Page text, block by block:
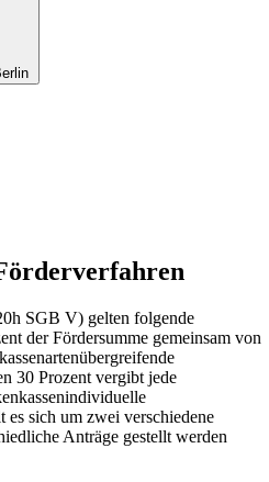
SGB V) gelten folgende
der Fördersumme gemeinsam von
30 Prozent vergibt jede
sich um zwei verschiedene
Anträge gestellt werden